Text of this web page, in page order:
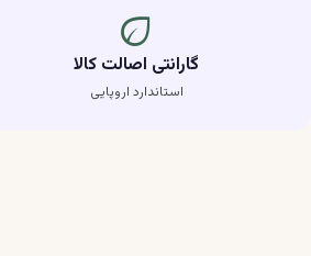
eco
گارانتی اصالت کالا
استاندارد اروپایی